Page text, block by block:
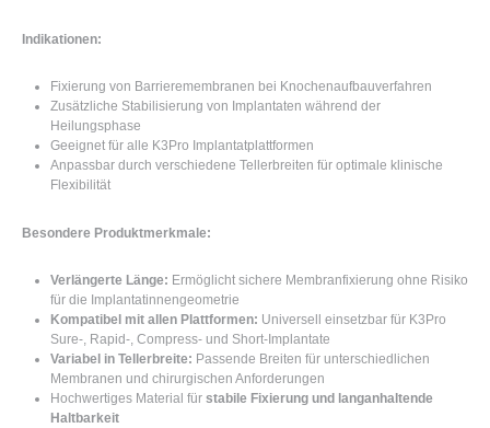
Indikationen:
Fixierung von Barrieremembranen bei Knochenaufbauverfahren
Zusätzliche Stabilisierung von Implantaten während der
Heilungsphase
Geeignet für alle K3Pro Implantatplattformen
Anpassbar durch verschiedene Tellerbreiten für optimale klinische
Flexibilität
Besondere Produktmerkmale:
Verlängerte Länge: Ermöglicht sichere Membranfixierung ohne Risiko
für die Implantatinnengeometrie
Kompatibel mit allen Plattformen: Universell einsetzbar für K3Pro
Sure-, Rapid-, Compress- und Short-Implantate
Variabel in Tellerbreite: Passende Breiten für unterschiedlichen
Membranen und chirurgischen Anforderungen
Hochwertiges Material für stabile Fixierung und langanhaltende
Haltbarkeit